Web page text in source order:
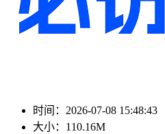
时间： 2026-07-08 15:48:43
大小： 110.16M